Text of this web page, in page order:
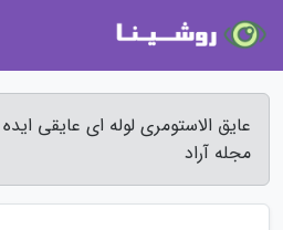
عایق الاستومری لوله ای عایقی
مجله آراد